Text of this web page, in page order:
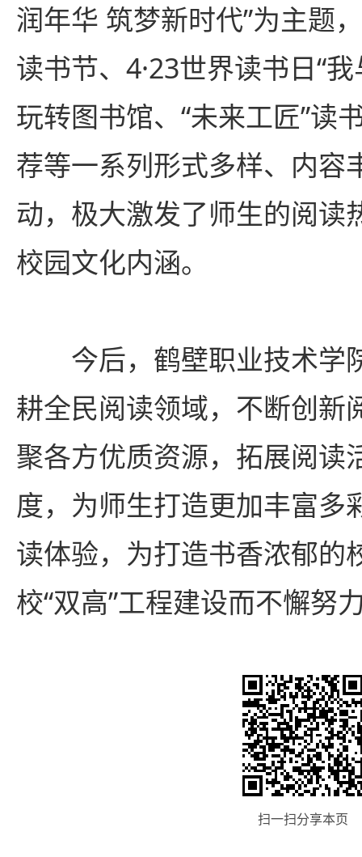
润年华 筑梦新时代”为主题
读书节、4·23世界读书日“
玩转图书馆、“未来工匠”读
荐等一系列形式多样、内容
动，极大激发了师生的阅读
校园文化内涵。
今后，鹤壁职业技术学
耕全民阅读领域，不断创新
聚各方优质资源，拓展阅读
度，为师生打造更加丰富多
读体验，为打造书香浓郁的
校“双高”工程建设而不懈努
扫一扫分享本页